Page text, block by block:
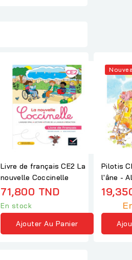
Livre de français CE2 La
nouvelle Coccinelle
71,800 TND
En stock
Ajouter Au Panier
Pilotis
l'âne -
2026